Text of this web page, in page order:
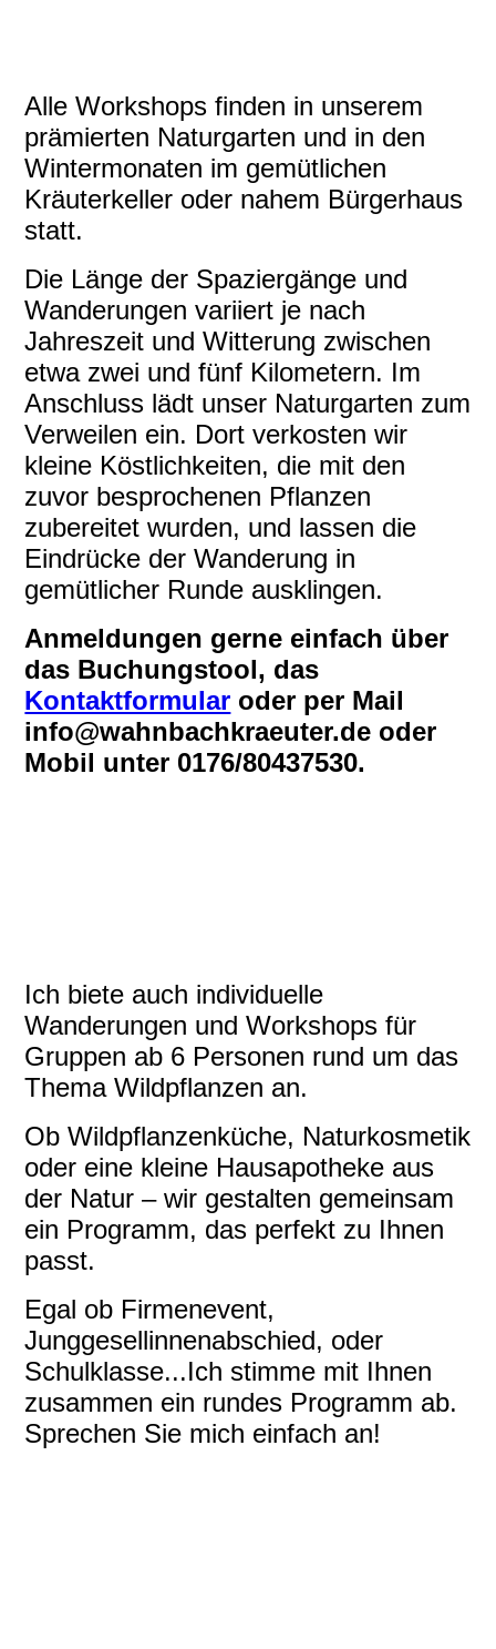
Alle Workshops finden in unserem
prämierten Naturgarten und in den
Wintermonaten im gemütlichen
Kräuterkeller oder nahem Bürgerhaus
statt.
Die Länge der Spaziergänge und
Wanderungen variiert je nach
Jahreszeit und Witterung zwischen
etwa zwei und fünf Kilometern. Im
Anschluss lädt unser Naturgarten zum
Verweilen ein. Dort verkosten wir
kleine Köstlichkeiten, die mit den
zuvor besprochenen Pflanzen
zubereitet wurden, und lassen die
Eindrücke der Wanderung in
gemütlicher Runde ausklingen.
Anmeldungen gerne einfach über
das Buchungstool, das
Kontaktformular oder per Mail
info@wahnbachkraeuter.de oder
Mobil unter 0176/80437530.
Ich biete auch individuelle
Wanderungen und Workshops für
Gruppen ab 6 Personen rund um das
Thema Wildpflanzen an.
Ob Wildpflanzenküche, Naturkosmetik
oder eine kleine Hausapotheke aus
der Natur – wir gestalten gemeinsam
ein Programm, das perfekt zu Ihnen
passt.
Egal ob Firmenevent,
Junggesellinnenabschied, oder
Schulklasse...Ich stimme mit Ihnen
zusammen ein rundes Programm ab.
Sprechen Sie mich einfach an!